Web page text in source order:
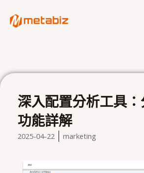
深入配置分析工具
功能詳解
2025-04-22 marketing